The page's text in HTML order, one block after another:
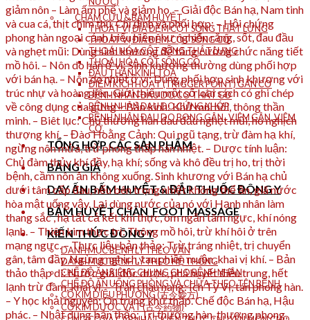
CHÂM CỨU & BẤM HUYỆT
THOÁT VỊ ĐĨA ĐỆM CỘT SỐNG THẮT LƯNG
THOÁT VỊ ĐĨA ĐỆM CỘT SỐNG CỔ
THOÁI HÓA CỘT SỐNG THẮT LƯNG
THOÁI HÓA CỘT SỐNG CỔ
ĐAU THẦN KINH TỌA
ĐIỂM KÍCH HOẠT (TRIGGER POINT) GÂN CƠ
BỆNH NHÂN ĐAU DO CO THẮT CƠ
BỆNH NHÂN ĐAU DO CỨNG KHỚP
BỆNH NHÂN ĐAU DO BONG GÂN , VIÊM GÂN, VIÊM
CƠ.
TỔNG HỢP CÁC SẢN PHẨM
BẢNG GIÁ
DAY ẤN BẤM HUYỆT & ĐẮP THUỐC ĐÔNG Y
BẤM HUYỆT CHÂN_FOOT MASSAGE
KIẾN THỨC ĐÔNG Y
DANH MỤC BỆNH LÝ THEO VẦN
DANH MỤC BỆNH LÝ THEO HỆ THỐNG
CHẾ ĐỘ ĂN KIÊNG CHUNG CHO BỆNH NHÂN
CHẾ ĐỘ ĂN UỐNG PHÒNG VÀ CHỮA THEO TÊN BỆNH
CỔ KIM DIỆU PHƯƠNG (古今妙方)
CỔ KIM DƯỢC VẬT (古今药物)
giảm nôn – Làm ấm phế và giảm ho. – Giải độc Bán hạ, Nam tinh
và cua cá, thịt chim thú. Chỉ định và phối hợp: – Hội chứng
phong hàn ngoại cảnh biểu hiện như nghiến răng, sốt, đau đầu
và nghẹt mũi: Dùng sinh khương để tăng cường chức năng tiết
mồ hôi. – Nôn do hàn ở vị: Sinh khương thường dùng phối hợp
với bán hạ. – Nôn do nhiệt ở vị: Dùng phối hợp sinh khương với
trúc nhự và hoàng liên. Giới thiệu một số loại sách có ghi chép
về công dụng của gừng – Bản kinh: Khử mùi hôi, thông thần
minh. – Biêt lục: Chủ thương hàn đau đầu nghẹt mũi, ho nghịch
thượng khí. – Đào Hoằng Cảnh: Qui ngũ tạng, trừ đàm hạ khí,
ngừng nôn mửa, trừ phong thấp hàn nhiệt. – Dược tính luận:
Chủ đàm thủy khí đầy, hạ khí; sống và khô đều trị ho, trị thời
bệnh, cầm nôn ăn không xuống. Sinh khương với Bán hạ chủ
dưới tâm cấp đau, nếu bên trong nhiệt không thể ăn, giã nước
hòa mật uống vậy. Lại dùng nước của nó với Hạnh nhân làm
thang sắc , hạ tất cả kết khí thực, ôm ngăn tâm ngực, khí nóng
lạnh. – Thiên kim thực trị: Thông mồ hôi, trừ khí hôi ở trên
mạng ngực. – Thực liệu bản thảo: Trừ tráng nhiệt, trị chuyển
gân, tâm đầy. Ngừng nghịch, tan phiền muộn, khai vị khí. – Bản
thảo thập di: Nước giải độc dược, phá huyết điều trung, hết
lạnh trừ đàm, khai vị. – Trân châu nang: Ích Tỳ Vị, tán phong hàn.
– Y học khải nguyên: Ôn trung khứ thấp. Chế độc Bán hạ, Hậu
phác. – Nhật dụng bản thảo: Trị thương hàn, thương phong,